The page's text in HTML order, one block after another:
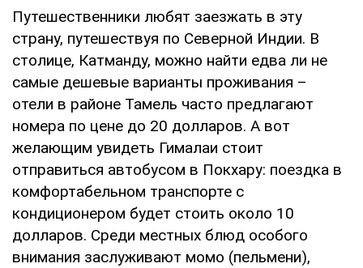
Путешественники любят заезжать в эту
страну, путешествуя по Северной Индии. В
столице, Катманду, можно найти едва ли не
самые дешевые варианты проживания –
отели в районе Тамель часто предлагают
номера по цене до 20 долларов. А вот
желающим увидеть Гималаи стоит
отправиться автобусом в Покхару: поездка в
комфортабельном транспорте с
кондиционером будет стоить около 10
долларов. Среди местных блюд особого
внимания заслуживают момо (пельмени),